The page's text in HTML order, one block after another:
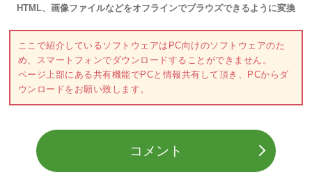
HTML、画像ファイルなどをオフラインでブラウズできるように変換
ここで紹介しているソフトウェアはPC向けのソフトウェアのた
め、スマートフォンでダウンロードすることができません。
ページ上部にある共有機能でPCと情報共有して頂き、PCからダ
ウンロードをお願い致します。
コメント